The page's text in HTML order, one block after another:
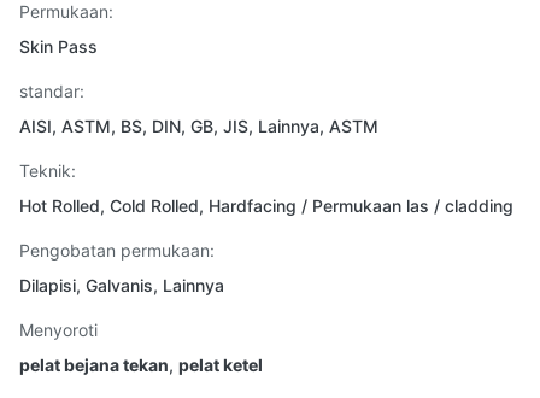
Permukaan:
Skin Pass
standar:
AISI, ASTM, BS, DIN, GB, JIS, Lainnya, ASTM
Teknik:
Hot Rolled, Cold Rolled, Hardfacing / Permukaan las / cladding
Pengobatan permukaan:
Dilapisi, Galvanis, Lainnya
Menyoroti
pelat bejana tekan, pelat ketel